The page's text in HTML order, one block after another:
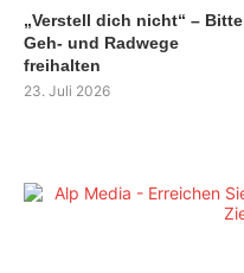
„Verstell dich nicht“ – Bitte
Geh- und Radwege
freihalten
23. Juli 2026